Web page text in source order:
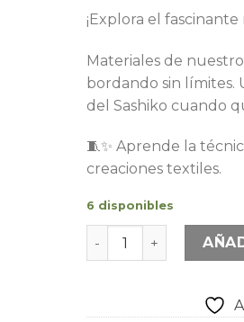
¡Explora el
Materiales de
bordando sin límites.
del Sashiko cuando
🧵✨ Aprende la
creaciones textiles.
6 disponibles
Kit bordado japonés